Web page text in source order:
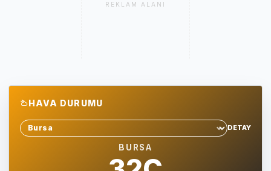
REKLAM ALANI
HAVA DURUMU
Sehir sec
DETAY
BURSA